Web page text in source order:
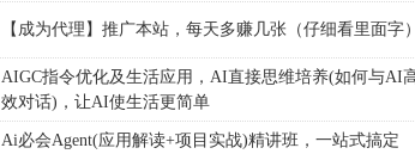
【成为代理】推广本站，每天多赚几张（仔细看里面字）
AIGC指令优化及生活应用，AI直接思维培养(如何与AI
效对话)，让AI使生活更简单
Ai必会Agent(应用解读+项目实战)精讲班，一站式搞定